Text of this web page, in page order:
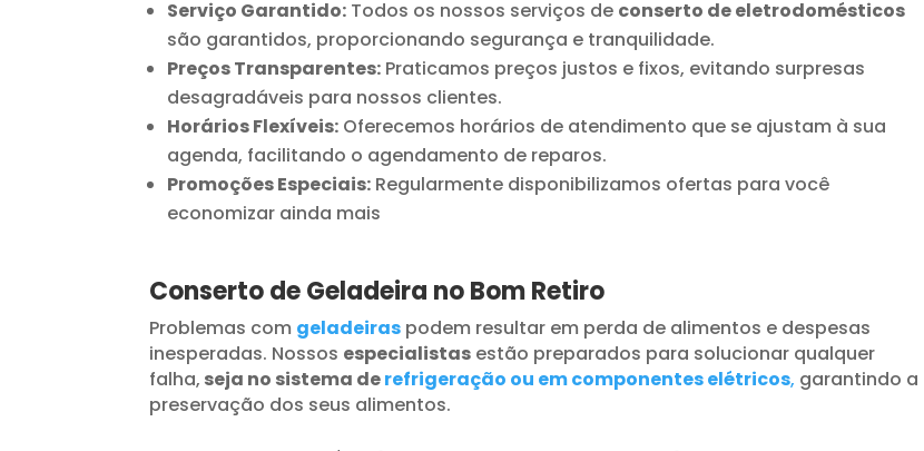
Serviço Garantido: Todos os nossos serviços de conserto de eletrodomésticos
são garantidos, proporcionando segurança e tranquilidade.
Preços Transparentes: Praticamos preços justos e fixos, evitando surpresas
desagradáveis para nossos clientes.
Horários Flexíveis: Oferecemos horários de atendimento que se ajustam à sua
agenda, facilitando o agendamento de reparos.
Promoções Especiais: Regularmente disponibilizamos ofertas para você
economizar ainda mais
Conserto de Geladeira no Bom Retiro
Problemas com geladeiras podem resultar em perda de alimentos e despesas
inesperadas. Nossos especialistas estão preparados para solucionar qualquer
falha, seja no sistema derefrigeração ou em componentes elétricos, garantindo a
preservação dos seus alimentos.